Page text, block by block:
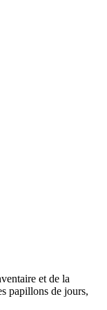
et de la
papillons de jours,